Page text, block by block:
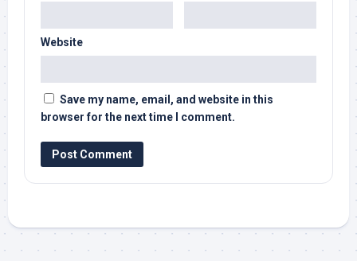
Website
Save my name, email, and website in this
browser for the next time I comment.